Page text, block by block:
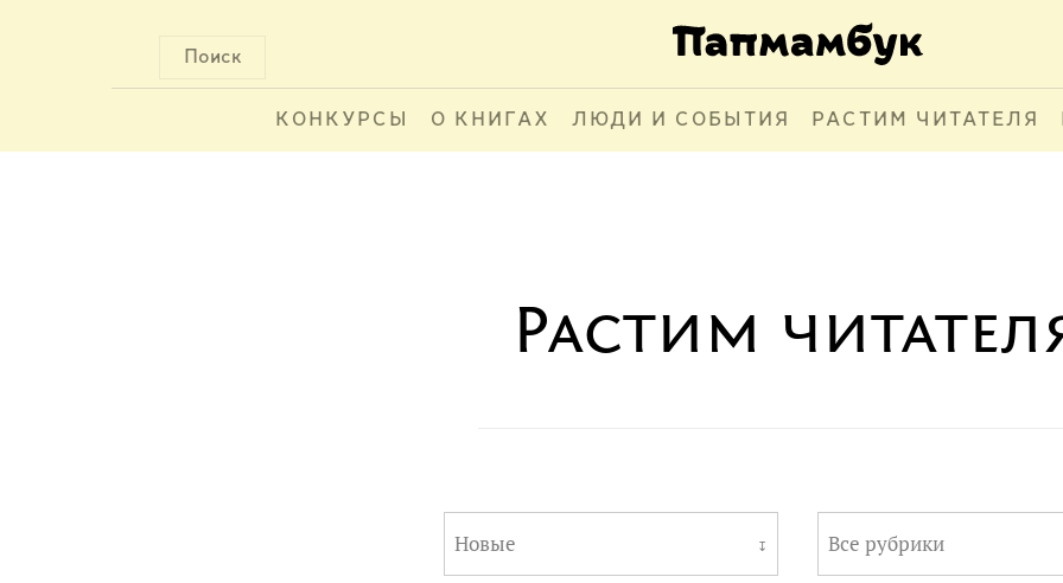
Поиск
КОНКУРСЫ О КНИГАХ ЛЮДИ И СОБЫТИЯ РАСТИМ ЧИТАТЕЛЯ
Растим
Новые ↧ Все рубрики